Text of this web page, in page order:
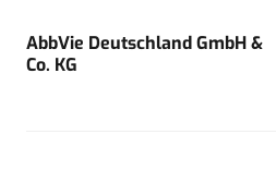
AbbVie Deutschland GmbH &
Co. KG